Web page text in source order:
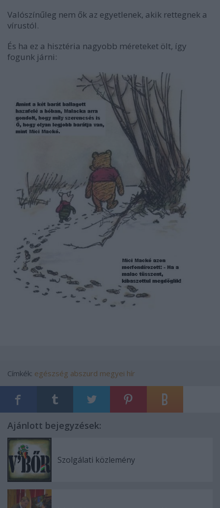
Valószínűleg nem ők az egyetlenek, akik rettegnek a
vírustól.
És ha ez a hisztéria nagyobb méreteket ölt, így
fogunk járni:
Címkék: egészség abszurd megyei hír
Ajánlott bejegyzések:
Szolgálati közlemény